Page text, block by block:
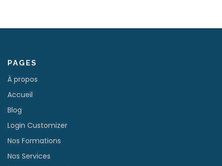
PAGES
À propos
Accueil
Blog
Login Customizer
Nos Formations
Nos Services